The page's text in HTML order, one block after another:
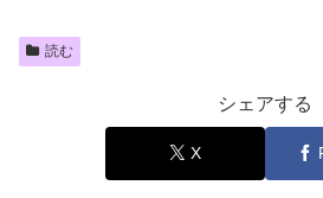
読む
シェアする
X